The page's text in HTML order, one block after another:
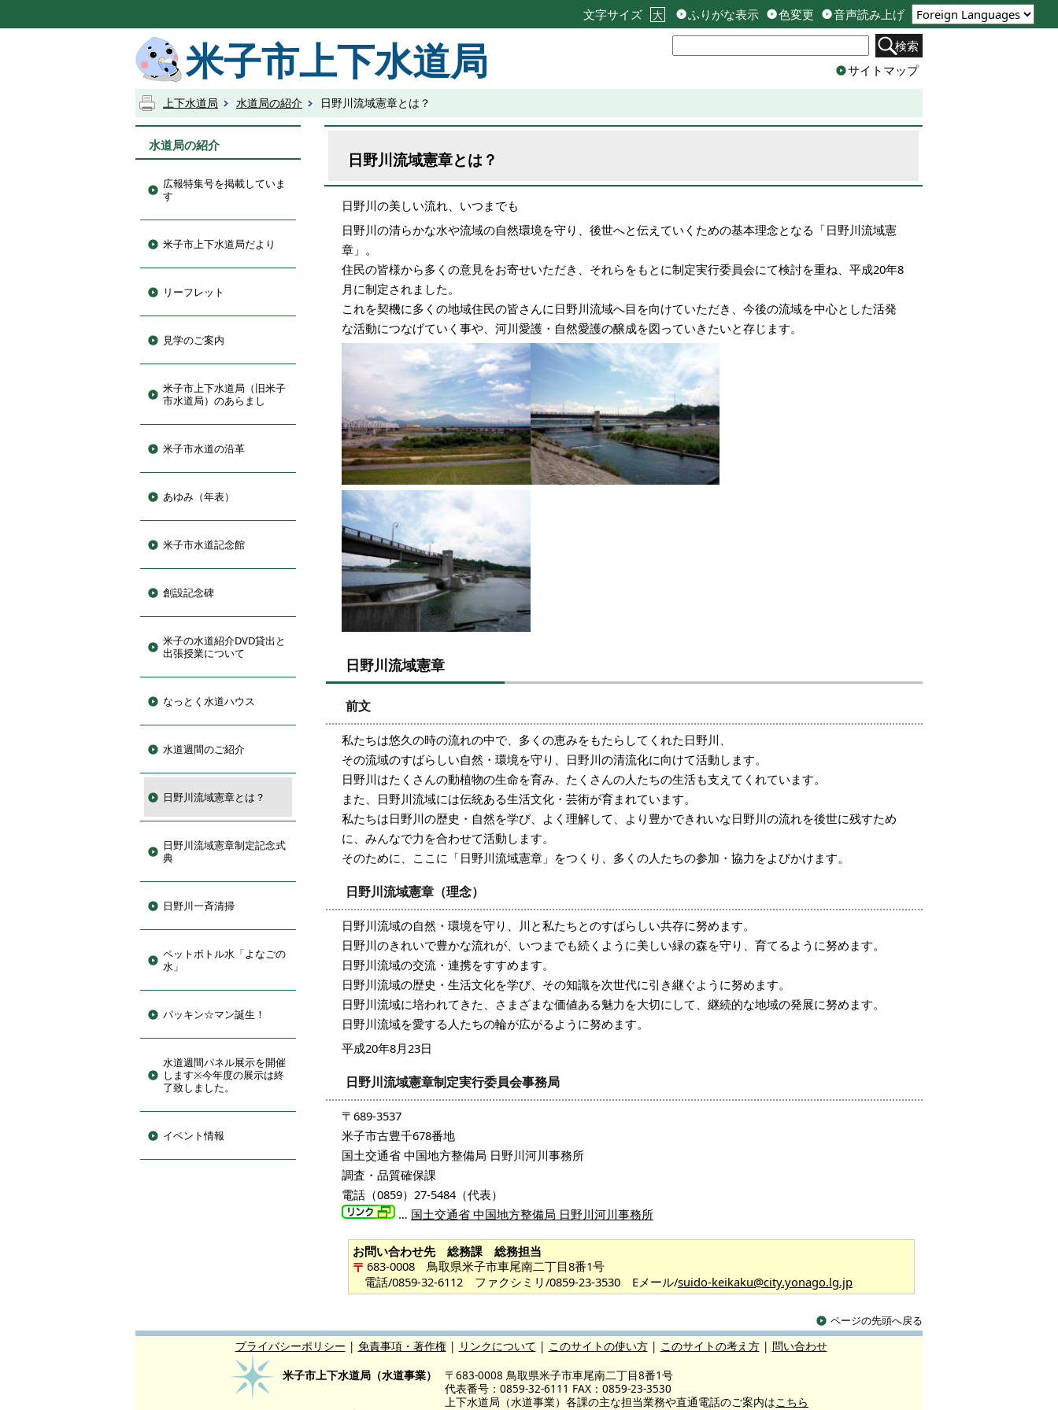
文字サイズ 大 ふりがな表示 色変更 音声読み上げ
米子市上下水道局
検索
サイトマップ
上下水道局 水道局の紹介 日野川流域憲章とは？
水道局の紹介
広報特集号を掲載していま
す
米子市上下水道局だより
リーフレット
見学のご案内
米子市上下水道局（旧米子
市水道局）のあらまし
米子市水道の沿革
あゆみ（年表）
米子市水道記念館
創設記念碑
米子の水道紹介DVD貸出と
出張授業について
なっとく水道ハウス
水道週間のご紹介
日野川流域憲章とは？
日野川流域憲章制定記念式
典
日野川一斉清掃
ペットボトル水「よなごの
水」
パッキン☆マン誕生！
水道週間パネル展示を開催
します※今年度の展示は終
了致しました。
イベント情報
日野川流域憲章とは？
日野川の美しい流れ、いつまでも
日野川の清らかな水や流域の自然環境を守り、後世へと伝えていくための基本理念となる「日野川流域憲
章」。
住民の皆様から多くの意見をお寄せいただき、それらをもとに制定実行委員会にて検討を重ね、平成20年8
月に制定されました。
これを契機に多くの地域住民の皆さんに日野川流域へ目を向けていただき、今後の流域を中心とした活発
な活動につなげていく事や、河川愛護・自然愛護の醸成を図っていきたいと存じます。
日野川流域憲章
前文
私たちは悠久の時の流れの中で、多くの恵みをもたらしてくれた日野川、
その流域のすばらしい自然・環境を守り、日野川の清流化に向けて活動します。
日野川はたくさんの動植物の生命を育み、たくさんの人たちの生活も支えてくれています。
また、日野川流域には伝統ある生活文化・芸術が育まれています。
私たちは日野川の歴史・自然を学び、よく理解して、より豊かできれいな日野川の流れを後世に残すため
に、みんなで力を合わせて活動します。
そのために、ここに「日野川流域憲章」をつくり、多くの人たちの参加・協力をよびかけます。
日野川流域憲章（理念）
日野川流域の自然・環境を守り、川と私たちとのすばらしい共存に努めます。
日野川のきれいで豊かな流れが、いつまでも続くように美しい緑の森を守り、育てるように努めます。
日野川流域の交流・連携をすすめます。
日野川流域の歴史・生活文化を学び、その知識を次世代に引き継ぐように努めます。
日野川流域に培われてきた、さまざまな価値ある魅力を大切にして、継続的な地域の発展に努めます。
日野川流域を愛する人たちの輪が広がるように努めます。
平成20年8月23日
日野川流域憲章制定実行委員会事務局
〒689-3537
米子市古豊千678番地
国土交通省 中国地方整備局 日野川河川事務所
調査・品質確保課
電話（0859）27-5484（代表）
… 国土交通省 中国地方整備局 日野川河川事務所
お問い合わせ先 総務課 総務担当
683-0008 鳥取県米子市車尾南二丁目8番1号
電話/0859-32-6112 ファクシミリ/0859-23-3530 Eメール/suido-keikaku@city.yonago.lg.jp
ページの先頭へ戻る
プライバシーポリシー | 免責事項・著作権 | リンクについて | このサイトの使い方 | このサイトの考え方 | 問い合わせ
米子市上下水道局（水道事業）
〒683-0008 鳥取県米子市車尾南二丁目8番1号
代表番号：0859-32-6111 FAX：0859-23-3530
上下水道局（水道事業）各課の主な担当業務や直通電話のご案内はこちら